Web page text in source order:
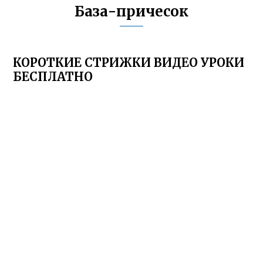
База-причесок
КОРОТКИЕ СТРИЖКИ ВИДЕО УРОКИ
БЕСПЛАТНО